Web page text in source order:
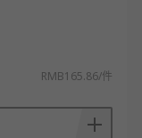
RMB165.86/件